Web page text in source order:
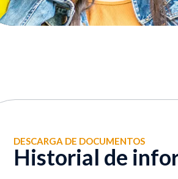
DESCARGA DE DOCUMENTOS
Historial de